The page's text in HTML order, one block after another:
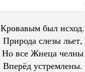
Кровавым был исход.
Природа слезы льет,
Но все Жнеца челны
Вперёд устремлены.